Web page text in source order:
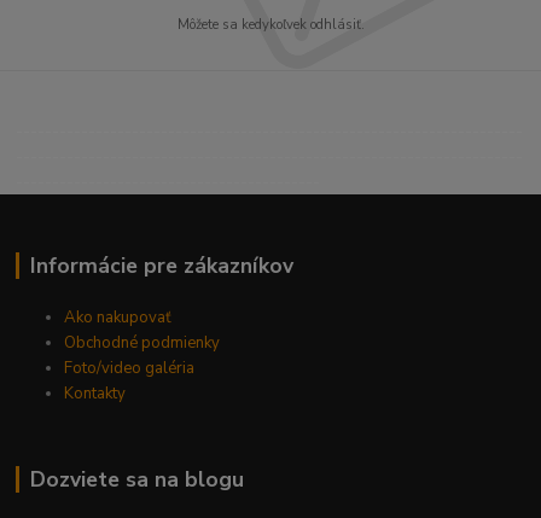
Môžete sa kedykoľvek odhlásiť.
Informácie pre zákazníkov
Ako nakupovať
Obchodné podmienky
Foto/video galéria
Kontakty
Dozviete sa na blogu